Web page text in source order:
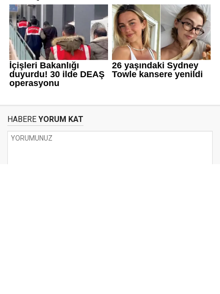
HABERE YORUM KAT